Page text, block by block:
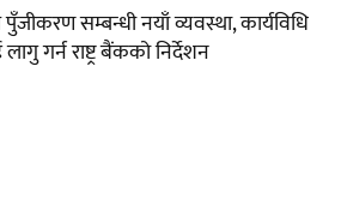
सम्बन्धी नयाँ व्यवस्था, कार्यविधि
गर्न राष्ट्र बैंकको निर्देशन